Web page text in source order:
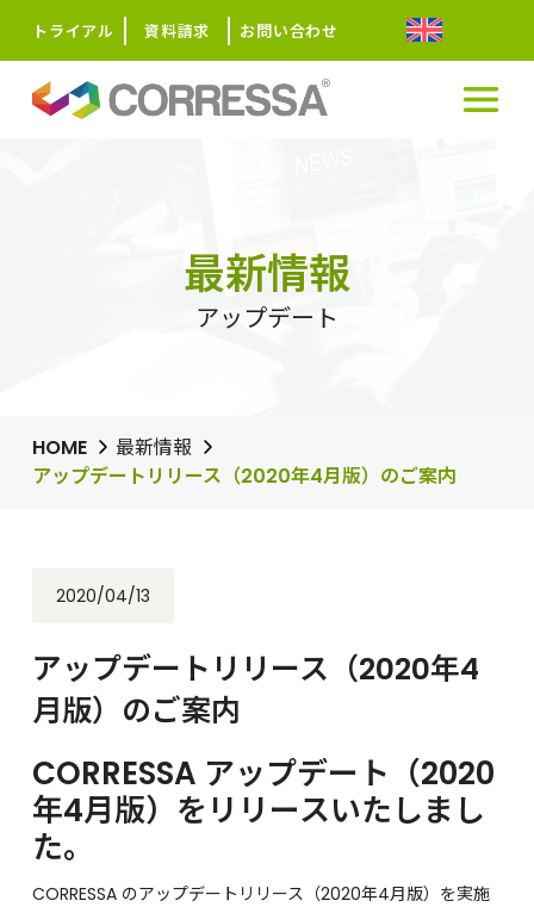
トライアル 資料請求 お問い合わせ
最新情報
アップデート
HOME
最新情報
アップデートリリース（2020年4月版）のご案内
2020/04/13
アップデートリリース（2020年4
月版）のご案内
CORRESSA アップデート（2020
年4月版）をリリースいたしまし
た。
CORRESSA のアップデートリリース（2020年4月版）を実施